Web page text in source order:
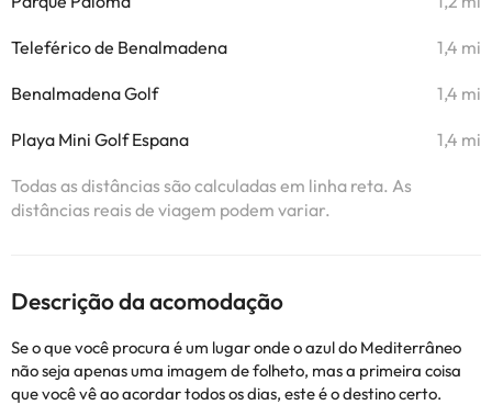
Teleférico de Benalmadena 1,4 mi
Benalmadena Golf 1,4 mi
Playa Mini Golf Espana 1,4 mi
Todas as distâncias são calculadas em linha reta. As
distâncias reais de viagem podem variar.
Descrição da acomodação
Se o que você procura é um lugar onde o azul do Mediterrâneo
não seja apenas uma imagem de folheto, mas a primeira coisa
que você vê ao acordar todos os dias, este é o destino certo.